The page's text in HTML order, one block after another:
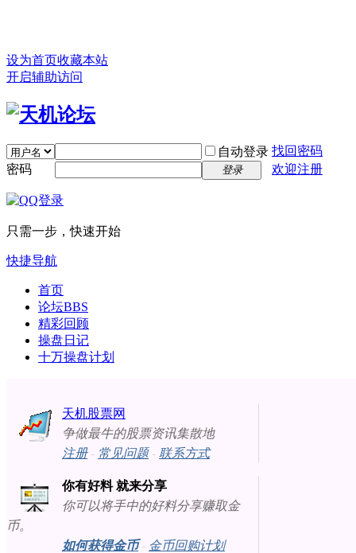
设为首页收藏本站
开启辅助访问
自动登录 找回密码
密码
登录 欢迎注册
只需一步，快速开始
快捷导航
首页
论坛BBS
精彩回顾
操盘日记
十万操盘计划
天机股票网
争做最牛的股票资讯集散地
注册- 常见问题- 联系方式
你有好料 就来分享
你可以将手中的好料分享赚取金
币。
如何获得金币- 金币回购计划